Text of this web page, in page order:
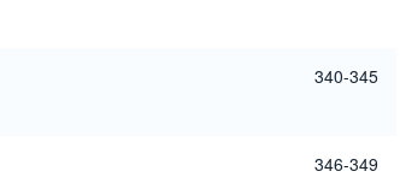
340-345
346-349